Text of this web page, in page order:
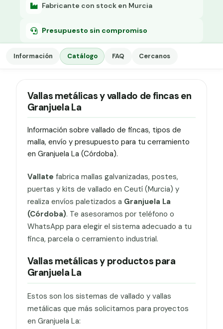
Fabricante con stock en Murcia
Presupuesto sin compromiso
Información Catálogo FAQ Cercanos
Vallas metálicas y vallado de fincas en
Granjuela La
Información sobre vallado de fincas, tipos de
malla, envío y presupuesto para tu cerramiento
en Granjuela La (Córdoba).
Vallate fabrica mallas galvanizadas, postes,
puertas y kits de vallado en Ceutí (Murcia) y
realiza envíos paletizados a Granjuela La
(Córdoba). Te asesoramos por teléfono o
WhatsApp para elegir el sistema adecuado a tu
finca, parcela o cerramiento industrial.
Vallas metálicas y productos para
Granjuela La
Estos son los sistemas de vallado y vallas
metálicas que más solicitamos para proyectos
en Granjuela La: